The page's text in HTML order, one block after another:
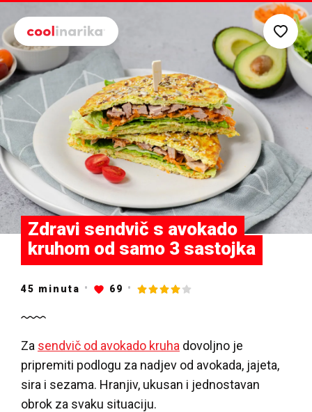
Zdravi sendvič s avokado
kruhom od samo 3 sastojka
45 minuta 69
Za sendvič od avokado kruha dovoljno je
pripremiti podlogu za nadjev od avokada, jajeta,
sira i sezama. Hranjiv, ukusan i jednostavan
obrok za svaku situaciju.